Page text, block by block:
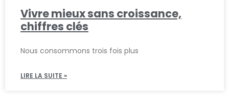
Vivre mieux sans croissance,
chiffres clés
Nous consommons trois fois plus
LIRE LA SUITE »